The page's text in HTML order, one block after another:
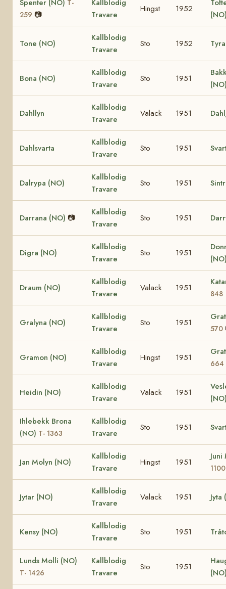
Spenter (NO) T-
259 📷
Kallblodig
Travare
Hingst 1952
Tone (NO)
Kallblodig
Travare
Sto 1952
Bona (NO)
Kallblodig
Travare
Sto 1951
Dahllyn
Kallblodig
Travare
Valack 1951
Dahlsvarta
Kallblodig
Travare
Sto 1951
Dalrypa (NO)
Kallblodig
Travare
Sto 1951
Darrana (NO) 📷
Kallblodig
Travare
Sto 1951
Digra (NO)
Kallblodig
Travare
Sto 1951
Draum (NO)
Kallblodig
Travare
Valack 1951
848
Gralyna (NO)
Kallblodig
Travare
Sto 1951
570
Gramon (NO)
Kallblodig
Travare
Hingst 1951
664
Heidin (NO)
Kallblodig
Travare
Valack 1951
Ihlebekk Brona
(NO) T- 1363
Kallblodig
Travare
Sto 1951
Jan Molyn (NO)
Kallblodig
Travare
Hingst 1951
1100
Jytar (NO)
Kallblodig
Travare
Valack 1951 Jyta
Kensy (NO)
Kallblodig
Travare
Sto 1951
Lunds Molli (NO)
T- 1426
Kallblodig
Travare
Sto 1951